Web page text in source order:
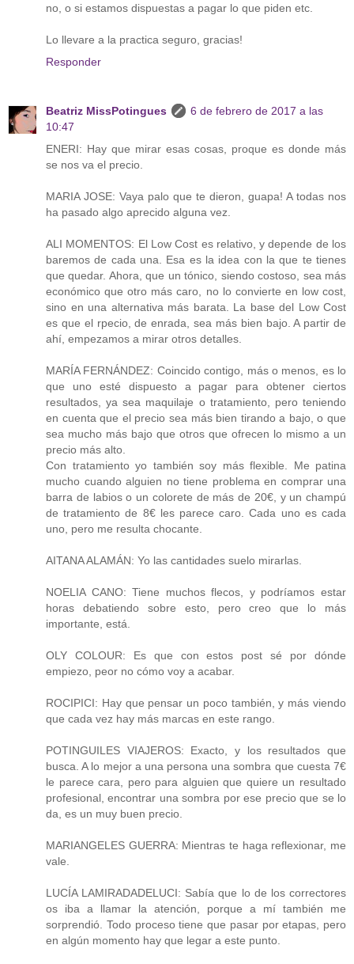
no, o si estamos dispuestas a pagar lo que piden etc.
Lo llevare a la practica seguro, gracias!
Responder
Beatriz MissPotingues
6 de febrero de 2017 a las
10:47
ENERI: Hay que mirar esas cosas, proque es donde más
se nos va el precio.
MARIA JOSE: Vaya palo que te dieron, guapa! A todas nos
ha pasado algo aprecido alguna vez.
ALI MOMENTOS: El Low Cost es relativo, y depende de los
baremos de cada una. Esa es la idea con la que te tienes
que quedar. Ahora, que un tónico, siendo costoso, sea más
económico que otro más caro, no lo convierte en low cost,
sino en una alternativa más barata. La base del Low Cost
es que el rpecio, de enrada, sea más bien bajo. A partir de
ahí, empezamos a mirar otros detalles.
MARÍA FERNÁNDEZ: Coincido contigo, más o menos, es lo
que uno esté dispuesto a pagar para obtener ciertos
resultados, ya sea maquilaje o tratamiento, pero teniendo
en cuenta que el precio sea más bien tirando a bajo, o que
sea mucho más bajo que otros que ofrecen lo mismo a un
precio más alto.
Con tratamiento yo también soy más flexible. Me patina
mucho cuando alguien no tiene problema en comprar una
barra de labios o un colorete de más de 20€, y un champú
de tratamiento de 8€ les parece caro. Cada uno es cada
uno, pero me resulta chocante.
AITANA ALAMÁN: Yo las cantidades suelo mirarlas.
NOELIA CANO: Tiene muchos flecos, y podríamos estar
horas debatiendo sobre esto, pero creo que lo más
importante, está.
OLY COLOUR: Es que con estos post sé por dónde
empiezo, peor no cómo voy a acabar.
ROCIPICI: Hay que pensar un poco también, y más viendo
que cada vez hay más marcas en este rango.
POTINGUILES VIAJEROS: Exacto, y los resultados que
busca. A lo mejor a una persona una sombra que cuesta 7€
le parece cara, pero para alguien que quiere un resultado
profesional, encontrar una sombra por ese precio que se lo
da, es un muy buen precio.
MARIANGELES GUERRA: Mientras te haga reflexionar, me
vale.
LUCÍA LAMIRADADELUCI: Sabía que lo de los correctores
os iba a llamar la atención, porque a mí también me
sorprendió. Todo proceso tiene que pasar por etapas, pero
en algún momento hay que legar a este punto.